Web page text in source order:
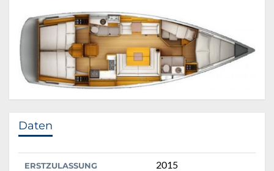
Daten
ERSTZULASSUNG 2015